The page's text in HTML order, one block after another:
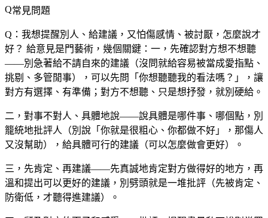
常見問題
Q：我想提醒別人、給建議，又怕傷感情、被討厭，怎麼說才
好？ 給意見是門藝術，幾個關鍵：一，先確認對方想不想聽
——別急著給不請自來的建議（沒問就給容易被當成愛指點、
挑剔、多管閒事），可以先問「你想聽聽我的看法嗎？」，讓
對方有選擇、有準備；對方不想聽、只是想抒發，就別硬給。
二，對事不對人、具體地說——說具體是哪件事、哪個點，別
籠統地批評人（別說「你就是很粗心、你都做不好」，那傷人
又沒幫助），給具體可行的建議（可以怎麼做會更好）。
三，先肯定、再建議——先真誠地肯定對方做得好的地方，再
溫和提出可以更好的建議，別劈頭就是一堆批評（先被肯定、
防衛低，才聽得進建議）。